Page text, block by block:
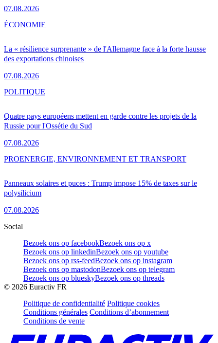
07.08.2026
La « résilience surprenante » de l'Allemagne face à la forte hausse
des exportations chinoises
07.08.2026
ÉCONOMIE
Quatre pays européens mettent en garde contre les projets de la
Russie pour l'Ossétie du Sud
07.08.2026
POLITIQUE
Panneaux solaires et puces : Trump impose 15% de taxes sur le
polysilicium
07.08.2026
PROENERGIE, ENVIRONNEMENT ET TRANSPORT
Social
Bezoek ons op facebookBezoek ons op x
Bezoek ons op linkedinBezoek ons op youtube
Bezoek ons op rss-feedBezoek ons op instagram
Bezoek ons op mastodonBezoek ons op telegram
Bezoek ons op blueskyBezoek ons op threads
© 2026 Euractiv FR
Politique de confidentialité Politique cookies
Conditions générales Conditions d’abonnement
Conditions de vente